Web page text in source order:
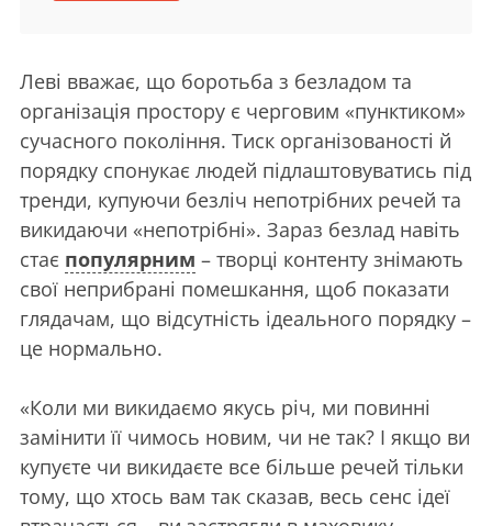
Леві вважає, що боротьба з безладом та
організація простору є черговим «пунктиком»
сучасного покоління. Тиск організованості й
порядку спонукає людей підлаштовуватись під
тренди, купуючи безліч непотрібних речей та
викидаючи «непотрібні». Зараз безлад навіть
стає популярним – творці контенту знімають
свої неприбрані помешкання, щоб показати
глядачам, що відсутність ідеального порядку –
це нормально.
«Коли ми викидаємо якусь річ, ми повинні
замінити її чимось новим, чи не так? І якщо ви
купуєте чи викидаєте все більше речей тільки
тому, що хтось вам так сказав, весь сенс ідеї